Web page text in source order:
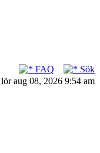
FAQ
Sök
aug 08, 2026 9:54 am